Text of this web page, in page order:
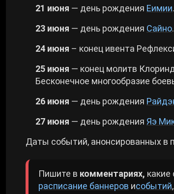
21 июня — день рождения Еимии.
23 июня — день рождения Сайно.
24 июня – конец ивента
25 июня — конец молитв
Бесконечное многообразие
26 июня — день рождения
27 июня — день рождения Яэ
Даты событий, анонсированных в
Пишите в комментариях,
расписание баннеров исобытий